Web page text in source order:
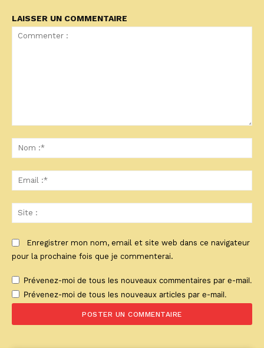
LAISSER UN COMMENTAIRE
:*
:*
:
Enregistrer mon nom, email et site web dans ce navigateur
pour la prochaine fois que je commenterai.
Prévenez-moi de tous les nouveaux commentaires par e-mail.
Prévenez-moi de tous les nouveaux articles par e-mail.